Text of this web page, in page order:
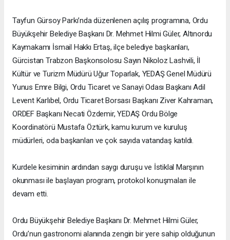
Tayfun Gürsoy Parkı’nda düzenlenen açılış programına, Ordu
Büyükşehir Belediye Başkanı Dr. Mehmet Hilmi Güler, Altınordu
Kaymakamı İsmail Hakkı Ertaş, ilçe belediye başkanları,
Gürcistan Trabzon Başkonsolosu Sayın Nikoloz Lashvili, İl
Kültür ve Turizm Müdürü Uğur Toparlak, YEDAŞ Genel Müdürü
Yunus Emre Bilgi, Ordu Ticaret ve Sanayi Odası Başkanı Adil
Levent Karlıbel, Ordu Ticaret Borsası Başkanı Ziver Kahraman,
ORDEF Başkanı Necati Özdemir, YEDAŞ Ordu Bölge
Koordinatörü Mustafa Öztürk, kamu kurum ve kuruluş
müdürleri, oda başkanları ve çok sayıda vatandaş katıldı.
Kurdele kesiminin ardından saygı duruşu ve İstiklal Marşının
okunması ile başlayan program, protokol konuşmaları ile
devam etti.
Ordu Büyükşehir Belediye Başkanı Dr. Mehmet Hilmi Güler,
Ordu’nun gastronomi alanında zengin bir yere sahip olduğunun